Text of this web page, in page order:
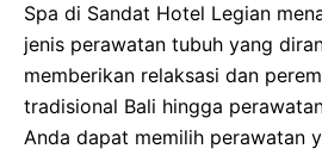
Spa di Sandat Hotel Legian
jenis perawatan tubuh yang
memberikan relaksasi dan
tradisional Bali hingga
Anda dapat memilih perawatan